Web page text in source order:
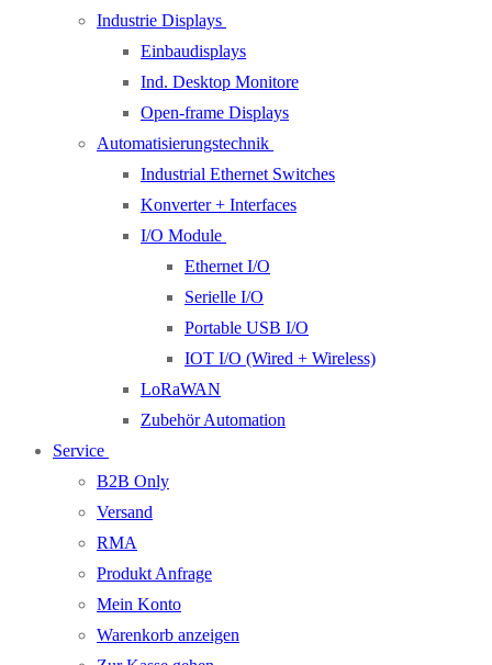
Industrie Displays
Einbaudisplays
Ind. Desktop Monitore
Open-frame Displays
Automatisierungstechnik
Industrial Ethernet Switches
Konverter + Interfaces
I/O Module
Ethernet I/O
Serielle I/O
Portable USB I/O
IOT I/O (Wired + Wireless)
LoRaWAN
Zubehör Automation
Service
B2B Only
Versand
RMA
Produkt Anfrage
Mein Konto
Warenkorb anzeigen